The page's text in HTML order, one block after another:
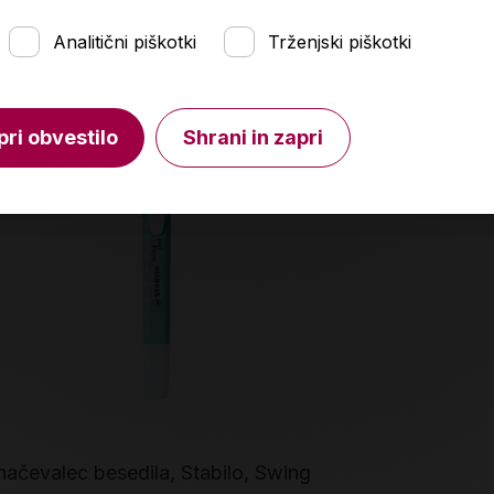
besedila, Stabilo, Swing
Analitični piškotki Trženjski piškotki
obvestilo Shrani in zapri